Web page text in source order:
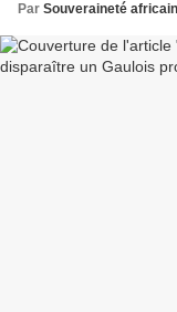
Par Souveraineté